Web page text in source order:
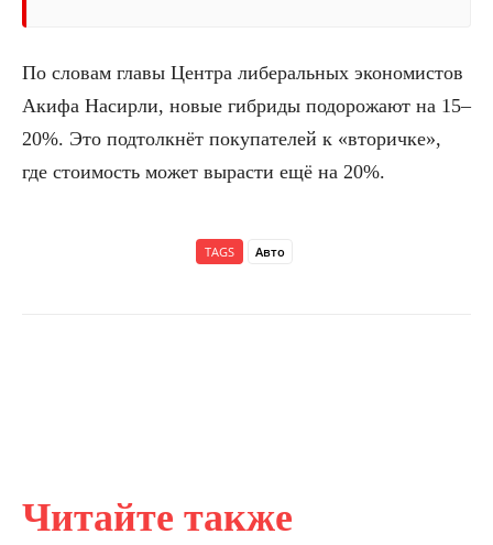
Читайте также
По словам главы Центра либеральных экономистов
Акифа Насирли, новые гибриды подорожают на 15–
20%. Это подтолкнёт покупателей к «вторичке»,
где стоимость может вырасти ещё на 20%.
TAGS Авто